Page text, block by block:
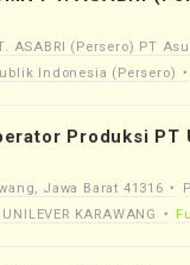
ASABRI (Persero) PT
Indonesia (Persero)
Produksi PT
Jawa Barat 41316
KARAWANG